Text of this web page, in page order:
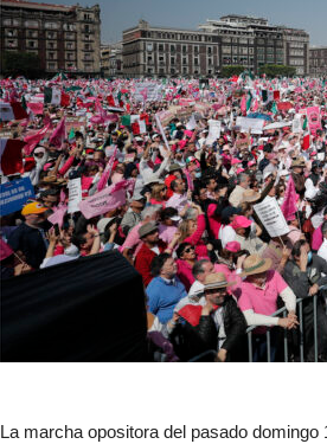
La marcha opositora del pasado